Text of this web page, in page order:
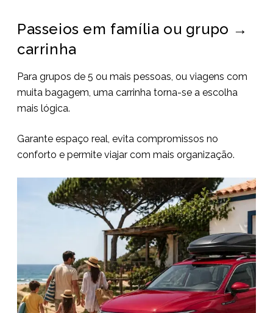
Passeios em família ou grupo →
carrinha
Para grupos de 5 ou mais pessoas, ou viagens com
muita bagagem, uma carrinha torna-se a escolha
mais lógica.
Garante espaço real, evita compromissos no
conforto e permite viajar com mais organização.